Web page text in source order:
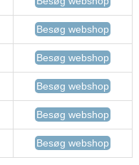
Besøg webshop
Besøg webshop
Besøg webshop
Besøg webshop
Besøg webshop